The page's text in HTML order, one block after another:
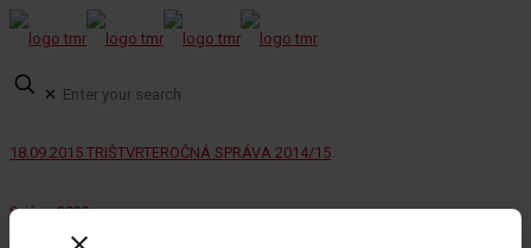
✕
18.09.2015 TRIŠTVRTEROČNÁ SPRÁVA 2014/15
9. júna 2022